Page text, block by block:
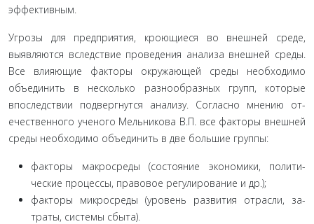
эффективным.
Угрозы для предприятия, кроющиеся во внешней сре­де,
выявляются вследствие проведения анализа внешней среды.
Все влияющие факторы окружающей среды необхо­димо
объединить в несколько разнообразных групп, которые
впоследствии подвергнутся анализу. Согласно мнению от­
ечественного ученого Мельникова В.П. все факторы внешней
среды необходимо объединить в две большие группы:
факторы макросреды (состояние экономики, полити­
ческие процессы, правовое регулирование и др.);
факторы микросреды (уровень развития отрасли, за­
траты, системы сбыта).